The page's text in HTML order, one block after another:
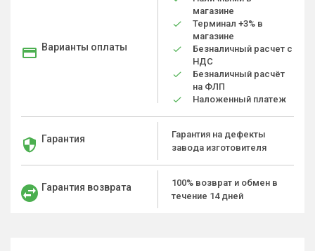
Варианты оплаты
магазине
Терминал +3% в
магазине
Безналичный расчет с
НДС
Безналичный расчёт
на ФЛП
Наложенный платеж
Гарантия
Гарантия на дефекты
завода изготовителя
Гарантия возврата
100% возврат и обмен в
течение 14 дней